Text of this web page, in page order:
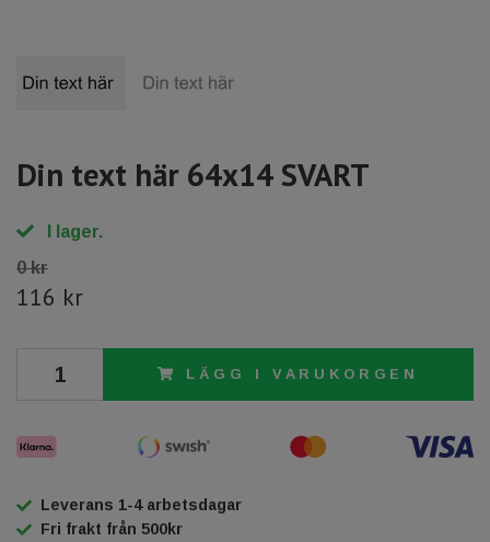
Din text här 64x14 SVART
I lager.
0 kr
116 kr
LÄGG I VARUKORGEN
Leverans 1-4 arbetsdagar
Fri frakt från 500kr